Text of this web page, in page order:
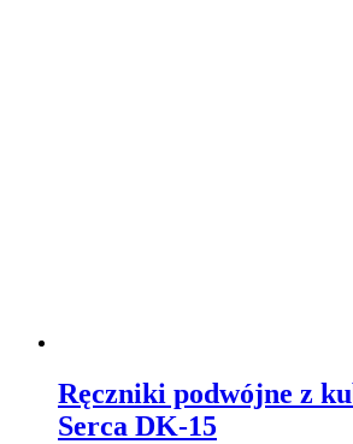
Ręczniki podwójne z
Serca DK-15